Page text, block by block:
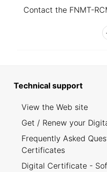
Contact the FNMT-
Technical support
View the Web site
Get / Renew your
Frequently Asked
Certificates
Digital Certificate -